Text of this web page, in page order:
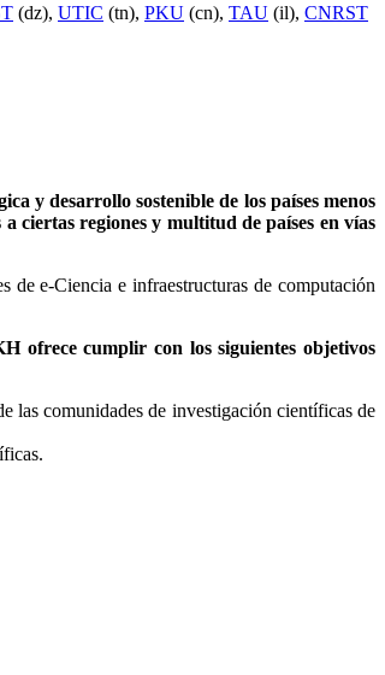
(dz), UTIC (tn), PKU (cn), TAU (il), CNRST
y desarrollo sostenible de los países menos
ciertas regiones y multitud de países en vías
e-Ciencia e infraestructuras de computación
ofrece cumplir con los siguientes objetivos
las comunidades de investigación científicas de